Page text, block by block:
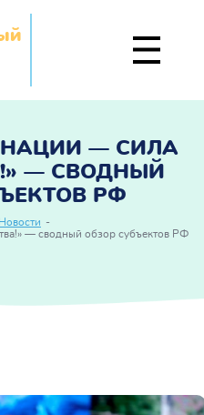
— СИЛА
— СВОДНЫЙ
РФ
Новости
-
— сводный обзор субъектов РФ